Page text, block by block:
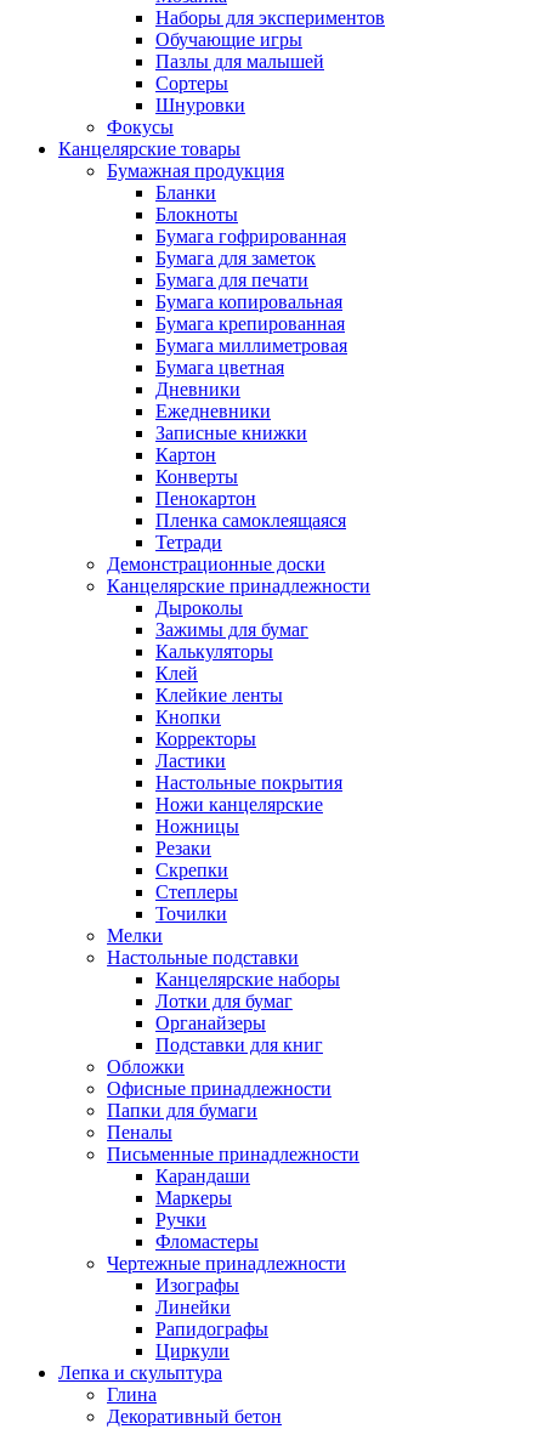
Наборы для экспериментов
Обучающие игры
Пазлы для малышей
Сортеры
Шнуровки
Фокусы
Канцелярские товары
Бумажная продукция
Бланки
Блокноты
Бумага гофрированная
Бумага для заметок
Бумага для печати
Бумага копировальная
Бумага крепированная
Бумага миллиметровая
Бумага цветная
Дневники
Ежедневники
Записные книжки
Картон
Конверты
Пенокартон
Пленка самоклеящаяся
Тетради
Демонстрационные доски
Канцелярские принадлежности
Дыроколы
Зажимы для бумаг
Калькуляторы
Клей
Клейкие ленты
Кнопки
Корректоры
Ластики
Настольные покрытия
Ножи канцелярские
Ножницы
Резаки
Скрепки
Степлеры
Точилки
Мелки
Настольные подставки
Канцелярские наборы
Лотки для бумаг
Органайзеры
Подставки для книг
Обложки
Офисные принадлежности
Папки для бумаги
Пеналы
Письменные принадлежности
Карандаши
Маркеры
Ручки
Фломастеры
Чертежные принадлежности
Изографы
Линейки
Рапидографы
Циркули
Лепка и скульптура
Глина
Декоративный бетон